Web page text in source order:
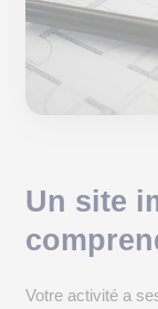
Un site
Votre activité a